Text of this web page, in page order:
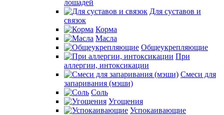
лошадей
Для суставов и
связок
Корма
Масла
Общеукрепляющие
При
аллергии, интоксикации
Смеси для
запаривания (мэши)
Соль
Угощения
Успокаивающие